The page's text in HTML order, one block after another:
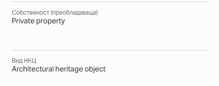
Собственост (преобладаваща)
Private property
Вид НКЦ
Architectural heritage object